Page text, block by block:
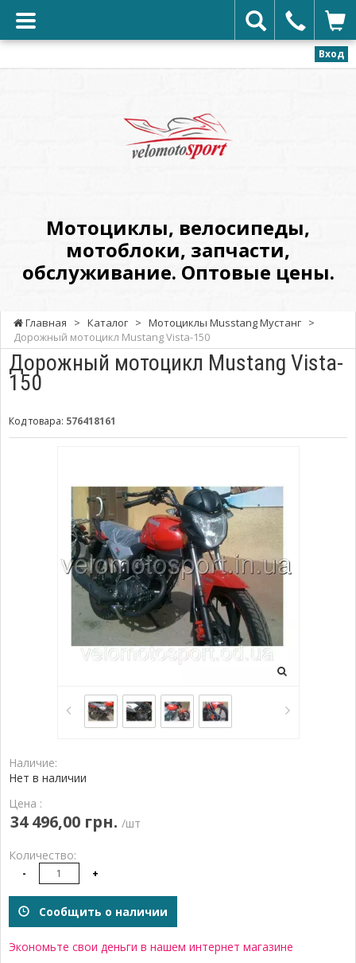
Вход
ОптовыеМотоциклы, велосипеды,
мотоблоки, запчасти,
обслуживание. Оптовые цены.
Главная > Каталог > Мотоциклы Musstang Мустанг >
Дорожный мотоцикл Mustang Vista-150
Дорожный мотоцикл Mustang Vista-
150
Код товара: 576418161
Наличие:
Нет в наличии
Цена :
34 496,00 грн. /шт
Количество:
- +
Сообщить о наличии
Экономьте свои деньги в нашем интернет магазине